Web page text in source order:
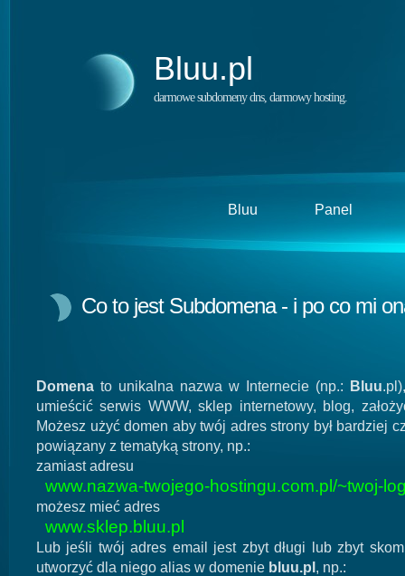
Bluu.pl
darmowe subdomeny dns, darmowy hosting.
Bluu Panel
Co to jest Subdomena - i po co mi
Domena to unikalna nazwa w Internecie (np.: Bluu
umieścić serwis WWW, sklep internetowy, blog,
Możesz użyć domen aby twój adres strony był bardziej
powiązany z tematyką strony, np.:
zamiast adresu
www.nazwa-twojego-hostingu.com.pl/~twoj-
możesz mieć adres
www.sklep.bluu.pl
Lub jeśli twój adres email jest zbyt długi lub zbyt
utworzyć dla niego alias w domenie bluu.pl, np.: